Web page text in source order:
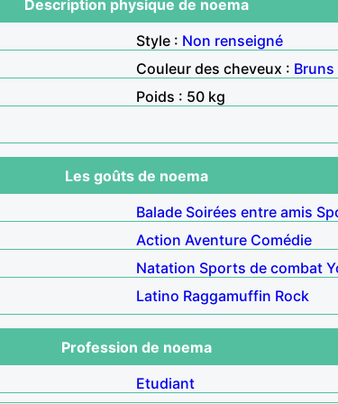
Description physique de noema
Style : Non renseigné
Couleur des cheveux : Bruns
Poids : 50 kg
Les goûts de noema
Balade Soirées entre amis
Action Aventure Comédie
Natation Sports de combat
Latino Raggamuffin Rock
Profession de noema
Etudiant